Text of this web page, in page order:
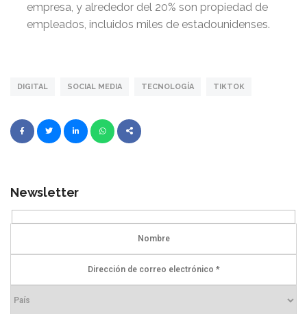
empresa, y alrededor del 20% son propiedad de
empleados, incluidos miles de estadounidenses.
DIGITAL SOCIAL MEDIA TECNOLOGÍA TIKTOK
Newsletter